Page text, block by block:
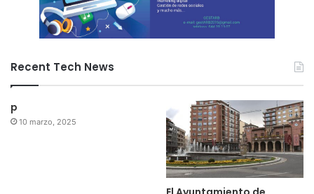
Recent Tech News
p
10 marzo, 2025